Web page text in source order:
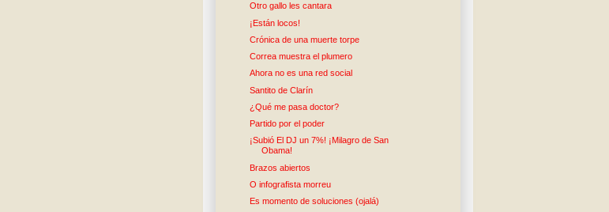
Otro gallo les cantara
¡Están locos!
Crónica de una muerte torpe
Correa muestra el plumero
Ahora no es una red social
Santito de Clarín
¿Qué me pasa doctor?
Partido por el poder
¡Subió El DJ un 7%! ¡Milagro de San
Obama!
Brazos abiertos
O infografista morreu
Es momento de soluciones (ojalá)